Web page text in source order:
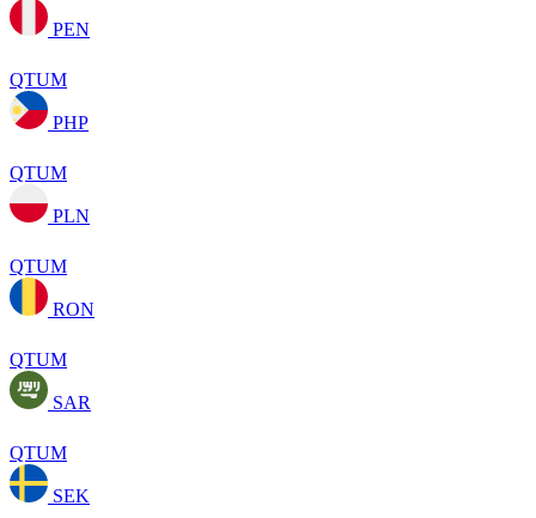
PEN
QTUM
PHP
QTUM
PLN
QTUM
RON
QTUM
SAR
QTUM
SEK